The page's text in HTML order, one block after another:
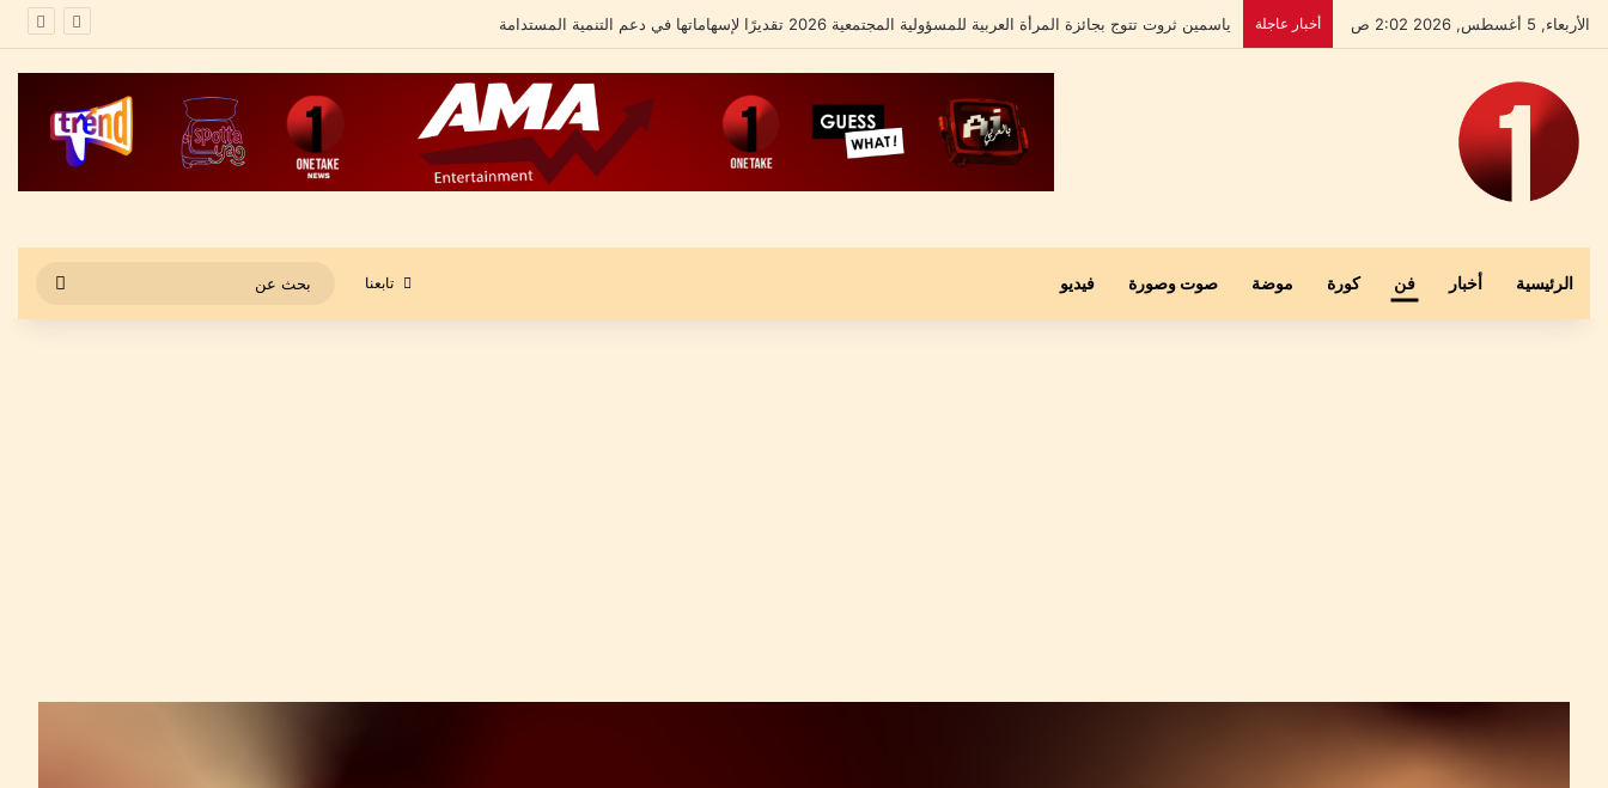
الأربعاء, 5 أغسطس, 2026 2:02 ص أخبار عاجلة بعد إخلاء سبيله.. علي الشامل يكشف تفاصيل أزمته الأخيرة ومحاميه يؤكد: “موكلي مجني عليه وليس متهماً”
الرئيسية أخبار فن كورة موضة صوت وصورة فيديو تابعنا
عن